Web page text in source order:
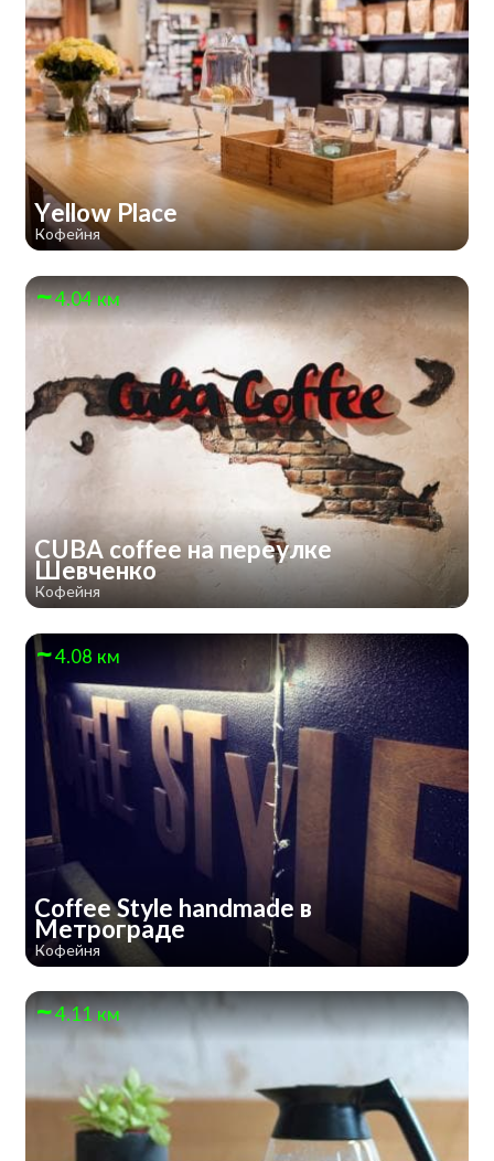
Yellow Place
Кофейня
4.04 км
CUBA coffee на переулке
Шевченко
Кофейня
4.08 км
Coffee Style handmade в
Метрограде
Кофейня
4.11 км